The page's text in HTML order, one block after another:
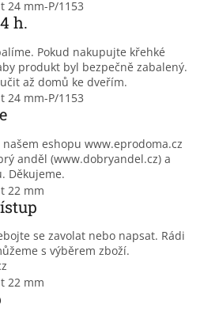
h.
Pokud nakupujte křehké
produkt byl bezpečně zabalený.
až domů ke dveřím.
eshopu www.eprodoma.cz
anděl (www.dobryandel.cz) a
Děkujeme.
se zavolat nebo napsat. Rádi
s výběrem zboží.